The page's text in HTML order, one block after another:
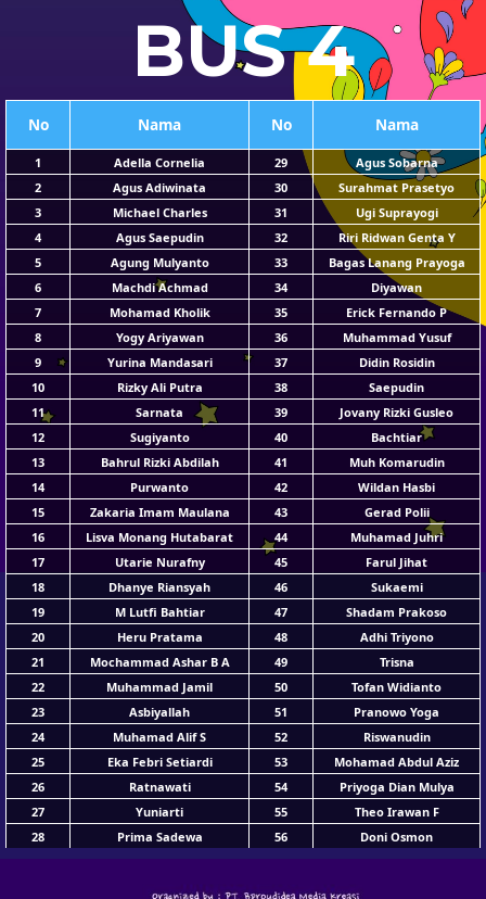
BUS 4
No Nama No Nama
1 Adella Cornelia 29
Agus Sobarna
2
Agus Adiwinata 30
Surahmat Prasetyo
3
Michael Charles 31
Ugi Suprayogi
4
Agus Saepudin 32
Riri Ridwan Genta Y
5
Agung Mulyanto 33
Bagas Lanang Prayoga
6
Machdi Achmad 34
Diyawan
7
Mohamad Kholik 35
Erick Fernando P
8
Yogy Ariyawan 36
Muhammad Yusuf
9
Yurina Mandasari 37
Didin Rosidin
10
Rizky Ali Putra 38
Saepudin
11
Sarnata 39
Jovany Rizki Gusleo
12
Sugiyanto 40
Bachtiar
13
Bahrul Rizki Abdilah 41
Muh Komarudin
14
Purwanto 42
Wildan Hasbi
15
Zakaria Imam Maulana 43
Gerad Polii
16
Lisva Monang Hutabarat 44
Muhamad Juhri
17
Utarie Nurafny 45
Farul Jihat
18
Dhanye Riansyah 46
Sukaemi
19
M Lutfi Bahtiar 47
Shadam Prakoso
20
Heru Pratama 48
Adhi Triyono
21
Mochammad Ashar B A 49
Trisna
22
Muhammad Jamil 50
Tofan Widianto
23
Asbiyallah 51
Pranowo Yoga
24
Muhamad Alif S 52
Riswanudin
25
Eka Febri Setiardi 53
Mohamad Abdul Aziz
26
Ratnawati 54
Priyoga Dian Mulya
27
Yuniarti 55
Theo Irawan F
28
Prima Sadewa 56 Doni Osmon